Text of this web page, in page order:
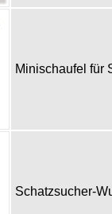
Minischaufel für
Schatzsucher-